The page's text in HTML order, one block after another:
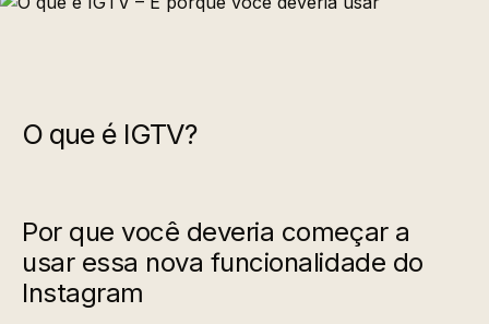
O que é IGTV?
Por que você deveria começar a
usar essa nova funcionalidade do
Instagram